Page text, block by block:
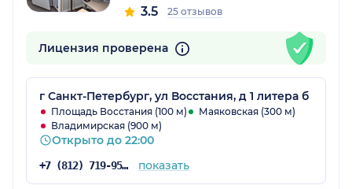
3.5 25 отзывов
Лицензия проверена
г Санкт-Петербург, ул Восстания, д 1 литера б
Площадь Восстания (100 м)
Маяковская (300 м)
Владимирская (900 м)
Открыто до 22:00
+7 (812) 719-95-01 показать